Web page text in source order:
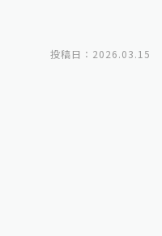
投稿日：2026.03.15